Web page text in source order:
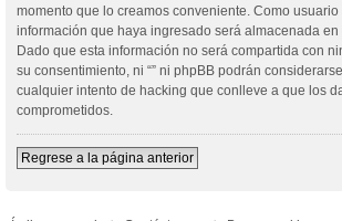
momento que lo creamos conveniente. Como
información que haya ingresado será almacenada
Dado que esta información no será compartida con
su consentimiento, ni “” ni phpBB podrán
cualquier intento de hacking que conlleve a que los
comprometidos.
Regrese a la página anterior